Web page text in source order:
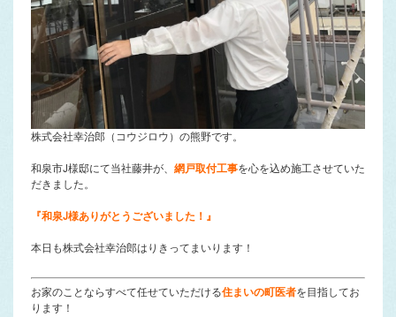
株式会社幸治郎（コウジロウ）の熊野です。
和泉市J様邸にて当社藤井が、 網戸取付工事を心を込め施工させていた
だきました。
『和泉J様ありがとうございました！』
本日も株式会社幸治郎はりきってまいります！
お家のことならすべて任せていただける住まいの町医者を目指してお
ります！